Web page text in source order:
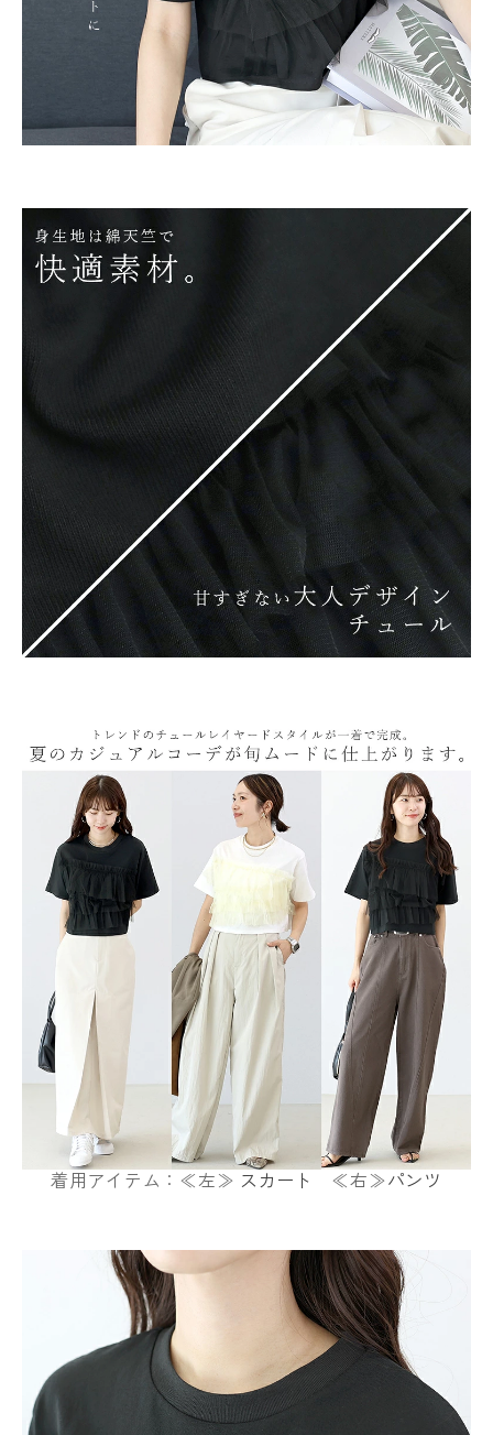
着用アイテム：≪左≫ スカート ≪右≫パンツ